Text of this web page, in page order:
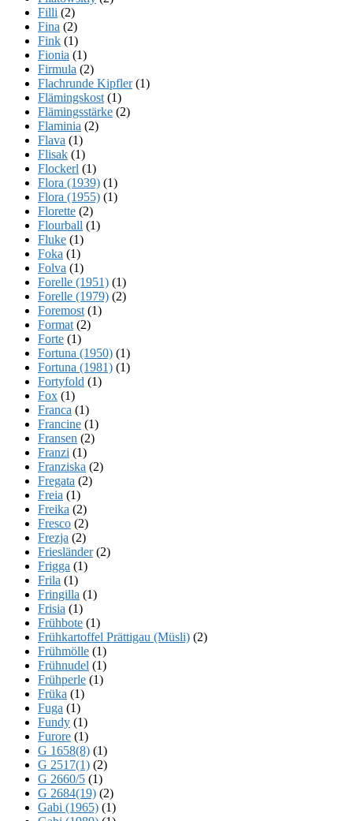
Filli (2)
Fina (2)
Fink (1)
Fionia (1)
Firmula (2)
Flachrunde Kipfler(1)
Flämingskost (1)
Flämingsstärke (2)
Flaminia (2)
Flava (1)
Flisak (1)
Flockerl (1)
Flora (1939) (1)
Flora (1955) (1)
Florette (2)
Flourball (1)
Fluke (1)
Foka (1)
Folva (1)
Forelle (1951) (1)
Forelle (1979) (2)
Foremost (1)
Format (2)
Forte (1)
Fortuna (1950) (1)
Fortuna (1981) (1)
Fortyfold (1)
Fox (1)
Franca (1)
Francine (1)
Fransen (2)
Franzi (1)
Franziska (2)
Fregata (2)
Freia (1)
Freika (2)
Fresco (2)
Frezja (2)
Friesländer(2)
Frigga (1)
Frila (1)
Fringilla (1)
Frisia (1)
Frühbote (1)
Frühkartoffel Prättigau (Müsli) (2)
Frühmölle (1)
Frühnudel (1)
Frühperle (1)
Früka (1)
Fuga (1)
Fundy (1)
Furore (1)
G 1658(8) (1)
G 2517(1) (2)
G 2660/5 (1)
G 2684(19) (2)
Gabi (1965) (1)